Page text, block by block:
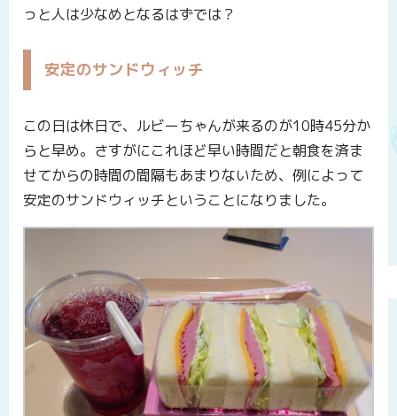
っと人は少なめとなるはずでは？
安定のサンドウィッチ
この日は休日で、ルビーちゃんが来るのが10時45分か
らと早め。さすがにこれほど早い時間だと朝食を済ま
せてからの時間の間隔もあまりないため、例によって
安定のサンドウィッチということになりました。